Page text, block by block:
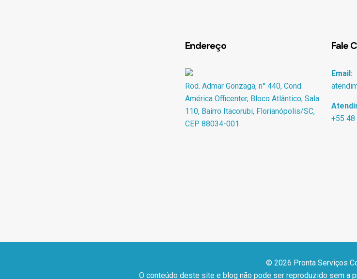
Endereço
Rod. Admar Gonzaga, n° 440, Cond.
América Officenter, Bloco Atlântico, Sala
110, Bairro Itacorubi, Florianópolis/SC,
CEP 88034-001
Fale
Email:
+55
© 2026 Pronta Serviços
O conteúdo deste site e blog não pode ser reproduzido sem a